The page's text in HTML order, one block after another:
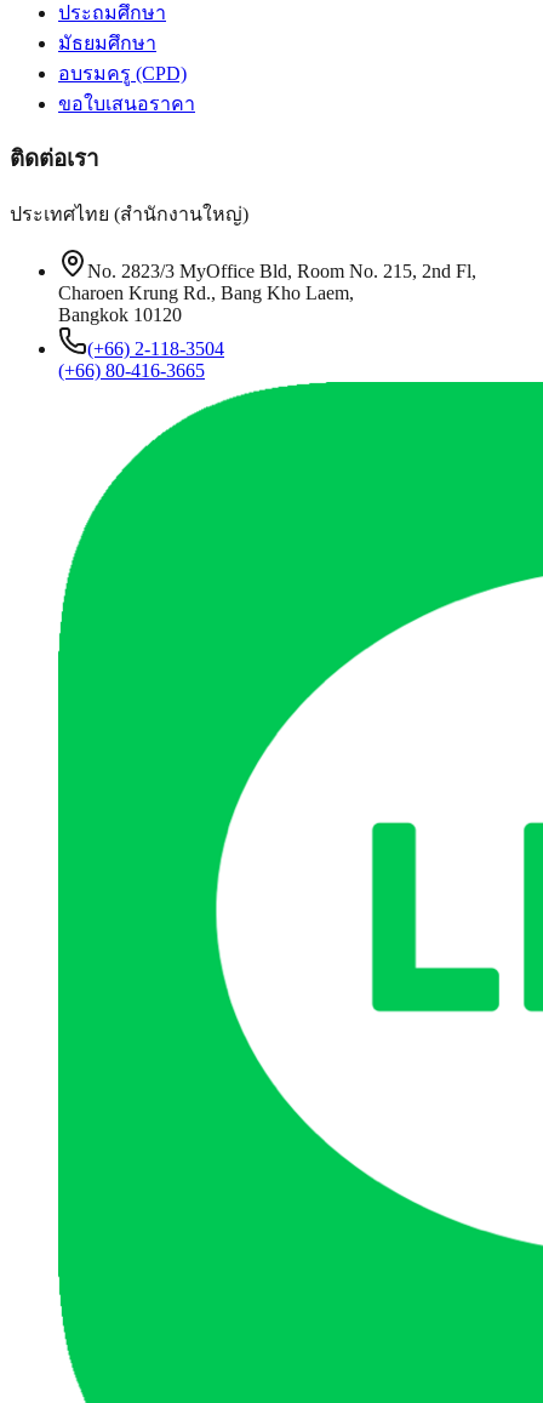
ประถมศึกษา
มัธยมศึกษา
อบรมครู (CPD)
ขอใบเสนอราคา
ติดต่อเรา
ประเทศไทย (สำนักงานใหญ่)
No. 2823/3 MyOffice Bld, Room No. 215, 2nd Fl,
Charoen Krung Rd., Bang Kho Laem,
Bangkok 10120
(+66) 2-118-3504
(+66) 80-416-3665